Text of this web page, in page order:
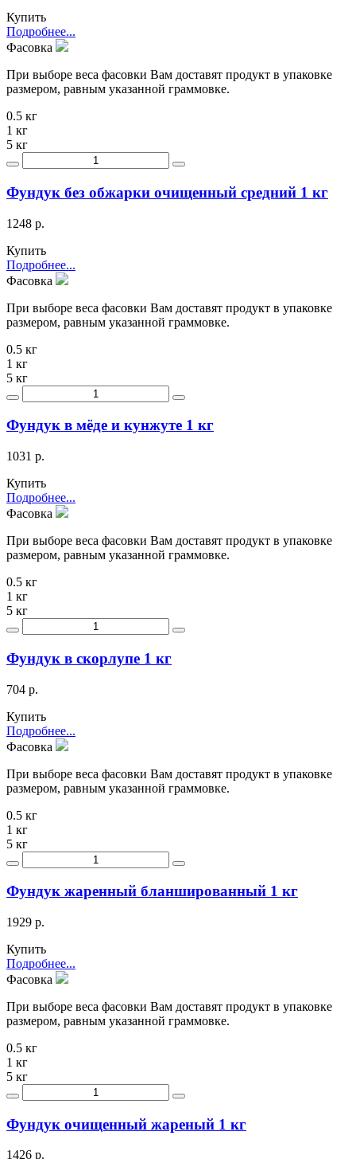
Купить
Подробнее...
Фасовка
При выборе веса фасовки Вам доставят продукт в упаковке
размером, равным указанной граммовке.
0.5 кг
1 кг
5 кг
Фундук без обжарки очищенный средний 1 кг
1248 р.
Купить
Подробнее...
Фасовка
При выборе веса фасовки Вам доставят продукт в упаковке
размером, равным указанной граммовке.
0.5 кг
1 кг
5 кг
Фундук в мёде и кунжуте 1 кг
1031 р.
Купить
Подробнее...
Фасовка
При выборе веса фасовки Вам доставят продукт в упаковке
размером, равным указанной граммовке.
0.5 кг
1 кг
5 кг
Фундук в скорлупе 1 кг
704 р.
Купить
Подробнее...
Фасовка
При выборе веса фасовки Вам доставят продукт в упаковке
размером, равным указанной граммовке.
0.5 кг
1 кг
5 кг
Фундук жаренный бланшированный 1 кг
1929 р.
Купить
Подробнее...
Фасовка
При выборе веса фасовки Вам доставят продукт в упаковке
размером, равным указанной граммовке.
0.5 кг
1 кг
5 кг
Фундук очищенный жареный 1 кг
1426 р.